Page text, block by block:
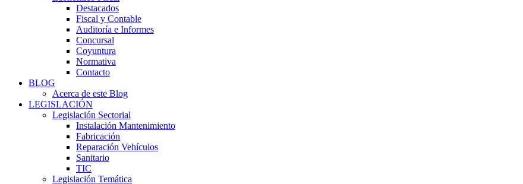
Destacados
Fiscal y Contable
Auditoría e Informes
Concursal
Coyuntura
Normativa
Contacto
BLOG
Acerca de este Blog
LEGISLACIÓN
Legislación Sectorial
Instalación Mantenimiento
Fabricación
Reparación Vehículos
Sanitario
TIC
Legislación Temática